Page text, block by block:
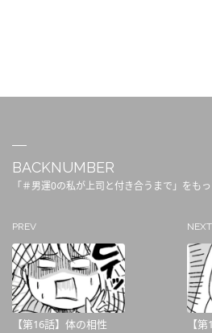
BACKNUMBER
「＃男運0の私が上司と付き合うまで」をも
PREV
【第16話】体の相性
NEXT
【